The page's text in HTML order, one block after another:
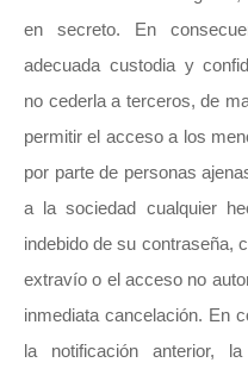
en secreto. En
adecuada custodia y
no cederla a terceros, de
permitir el acceso a los
por parte de personas
a la sociedad cualquier
indebido de su contraseña,
extravío o el acceso no
inmediata cancelación. En
la notificación anterior,